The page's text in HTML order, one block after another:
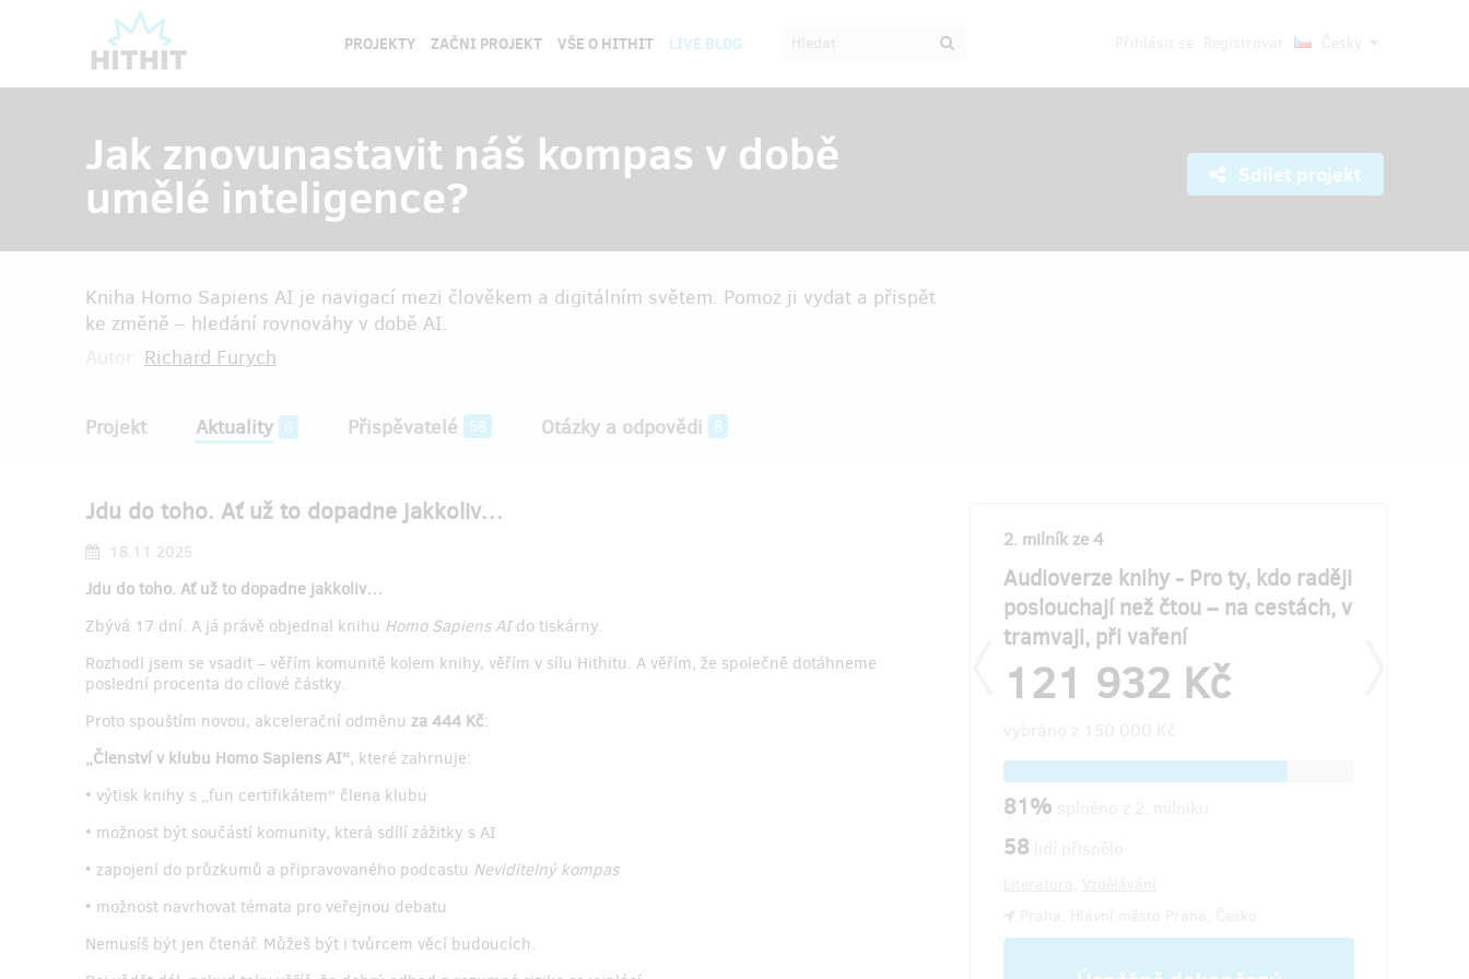
PROJEKTY ZAČNI PROJEKT VŠE O HITHIT LIVE BLOG
Jak znovunastavit náš kompas v době
umělé inteligence? Sdílet projekt
Kniha Homo Sapiens AI je navigací mezi člověkem a digitálním světem. Pomoz ji vydat a přispět
ke změně – hledání rovnováhy v době AI.
Richard Furych
Projekt Aktuality 6 Přispěvatelé 58 Otázky a odpovědi 8
Jdu do toho. Ať už to dopadne jakkoliv…
18.11.2025
Jdu do toho. Ať už to dopadne jakkoliv…
Zbývá 17 dní. A já právě objednal knihu Homo Sapiens AIdo tiskárny.
Rozhodl jsem se vsadit – věřím komunitě kolem knihy, věřím v sílu Hithitu. A věřím, že společně dotáhneme
poslední procenta do cílové částky.
Proto spouštím novou, akcelerační odměnu za 444 Kč:
„Členství v klubu Homo Sapiens AI“, které zahrnuje:
• výtisk knihy s „fun certifikátem“ člena klubu
• možnost být součástí komunity, která sdílí zážitky s AI
• zapojení do průzkumů a připravovaného podcastu Neviditelný kompas
• možnost navrhovat témata pro veřejnou debatu
Nemusíš být jen čtenář. Můžeš být i tvůrcem věcí budoucích.
121 932 Kč
2. milník ze 4
Audioverze knihy - Pro ty, kdo raději
poslouchají než čtou – na cestách, v
tramvaji, při vaření
121 932 Kč
81%
58